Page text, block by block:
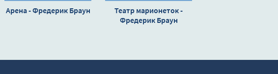
Арена - Фредерик Браун
Театр марионеток -
Фредерик Браун